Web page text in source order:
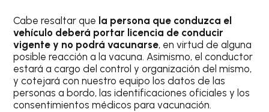
Cabe resaltar que la persona que conduzca el
vehículo deberá portar licencia de conducir
vigente y no podrá vacunarse, en virtud de alguna
posible reacción a la vacuna. Asimismo, el conductor
estará a cargo del control y organización del mismo,
y cotejará con nuestro equipo los datos de las
personas a bordo, las identificaciones oficiales y los
consentimientos médicos para vacunación.